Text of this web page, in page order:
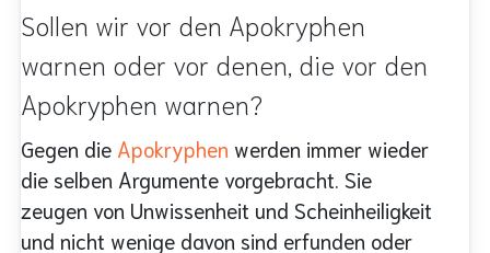
Sollen wir vor den Apokryphen
warnen oder vor denen, die vor den
Apokryphen warnen?
Gegen die Apokryphen werden immer wieder
die selben Argumente vorgebracht. Sie
zeugen von Unwissenheit und Scheinheiligkeit
und nicht wenige davon sind erfunden oder